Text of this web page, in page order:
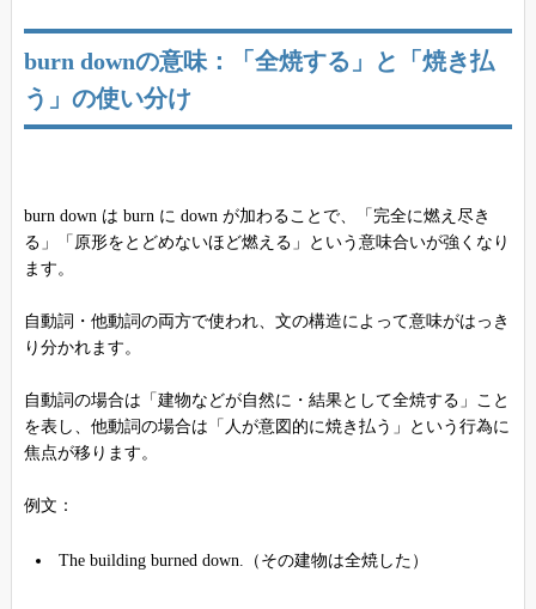
burn downの意味：「全焼する」と「焼き払
う」の使い分け
burn down は burn に down が加わることで、「完全に燃え尽き
る」「原形をとどめないほど燃える」という意味合いが強くなり
ます。
自動詞・他動詞の両方で使われ、文の構造によって意味がはっき
り分かれます。
自動詞の場合は「建物などが自然に・結果として全焼する」こと
を表し、他動詞の場合は「人が意図的に焼き払う」という行為に
焦点が移ります。
例文：
The building burned down.（その建物は全焼した）